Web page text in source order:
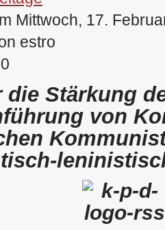
Mittwoch, 17.
estro
die Stärkung
von